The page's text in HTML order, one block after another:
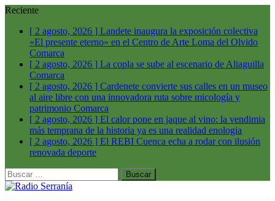
Reciente
[ 2 agosto, 2026 ] Landete inaugura la exposición colectiva
«El presente eterno» en el Centro de Arte Loma del Olvido
Comarca
[ 2 agosto, 2026 ] La copla se sube al escenario de Aliaguilla
Comarca
[ 2 agosto, 2026 ] Cardenete convierte sus calles en un museo
al aire libre con una innovadora ruta sobre micología y
patrimonio Comarca
[ 2 agosto, 2026 ] El calor pone en jaque al vino: la vendimia
más temprana de la historia ya es una realidad enologia
[ 2 agosto, 2026 ] El REBI Cuenca echa a rodar con ilusión
renovada deporte
Buscar: